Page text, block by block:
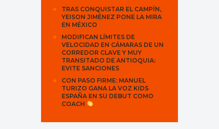
TRAS CONQUISTAR EL CAMPÍN,
YEISON JIMÉNEZ PONE LA MIRA
EN MÉXICO
MODIFICAN LÍMITES DE
VELOCIDAD EN CÁMARAS DE UN
CORREDOR CLAVE Y MUY
TRANSITADO DE ANTIOQUIA:
EVITE SANCIONES
CON PASO FIRME: MANUEL
TURIZO GANA LA VOZ KIDS
ESPAÑA EN SU DEBUT COMO
COACH